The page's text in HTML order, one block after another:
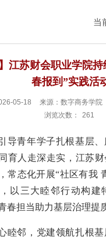
当
江苏财会职业学院
春报到”实践活
05-18 来源：数字商务学院
浏览次数：
261
导青年学子扎根基层
育人走深走实，江苏
常态化开展“社区有我
以三大睦邻行动构建
春担当助力基层治理提
睦邻，党建领航扎根